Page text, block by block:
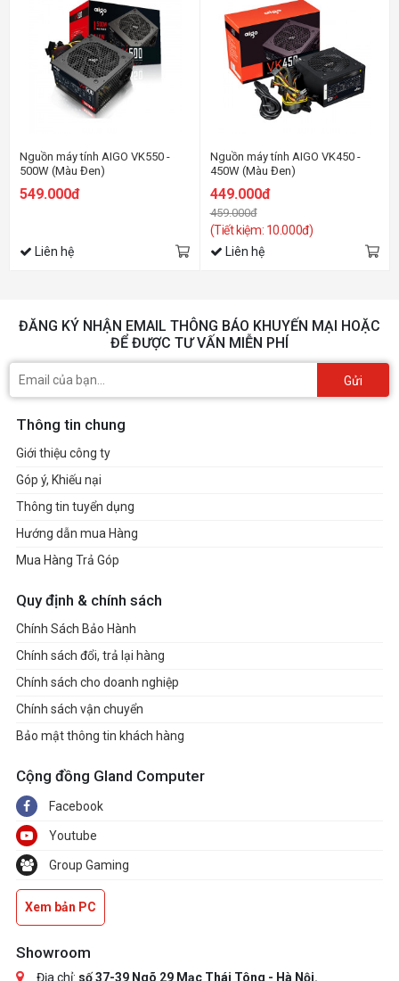
Nguồn máy tính AIGO VK550 -
500W (Màu Đen)
549.000đ
Liên hệ
Nguồn máy tính AIGO VK450 -
450W (Màu Đen)
449.000đ
459.000đ
(Tiết kiệm: 10.000đ)
Liên hệ
ĐĂNG KÝ NHẬN EMAIL THÔNG BÁO KHUYẾN MẠI HOẶC
ĐỂ ĐƯỢC TƯ VẤN MIỄN PHÍ
Gửi
Thông tin chung
Giới thiệu công ty
Góp ý, Khiếu nại
Thông tin tuyển dụng
Hướng dẫn mua Hàng
Mua Hàng Trả Góp
Quy định & chính sách
Chính Sách Bảo Hành
Chính sách đổi, trả lại hàng
Chính sách cho doanh nghiệp
Chính sách vận chuyển
Bảo mật thông tin khách hàng
Cộng đồng Gland Computer
Facebook
Youtube
Group Gaming
Xem bản PC
Showroom
Địa chỉ: số 37-39 Ngõ 29 Mạc Thái Tông - Hà Nội.